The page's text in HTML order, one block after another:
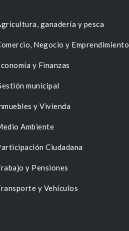
ganadería y pesca
Negocio y Emprendimiento
y Finanzas
municipal
y Vivienda
Ambiente
Ciudadana
y Pensiones
y Vehículos